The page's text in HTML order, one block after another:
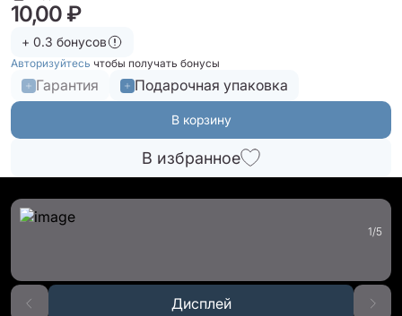
10,00 ₽
+ 0.3 бонусов
Авторизуйтесь чтобы получать бонусы
Гарантия Подарочная упаковка
В корзину
В избранное
1/5
Дисплей